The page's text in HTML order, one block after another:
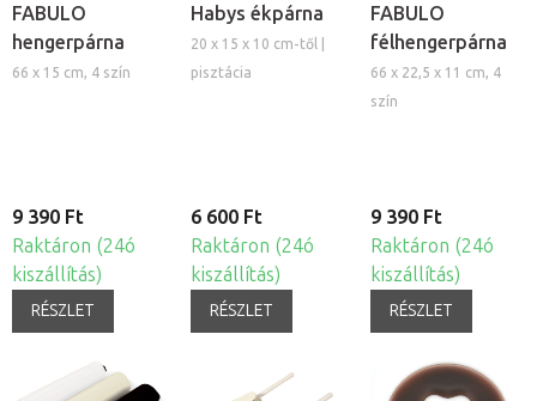
FABULO
hengerpárna
66 x 15 cm, 4 szín
9 390 Ft
Raktáron (24ó
kiszállítás)
RÉSZLET
Habys ékpárna
20 x 15 x 10 cm-től |
pisztácia
6 600 Ft
Raktáron (24ó
kiszállítás)
RÉSZLET
FABULO
félhengerpárna
66 x 22,5 x 11 cm, 4
szín
9 390 Ft
Raktáron (24ó
kiszállítás)
RÉSZLET